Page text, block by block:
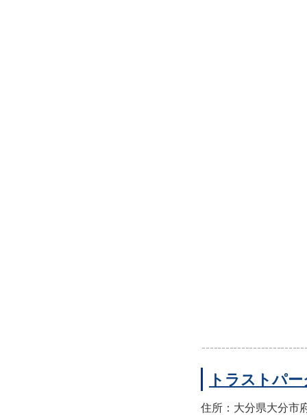
トラストパ
住所：大分県大分市